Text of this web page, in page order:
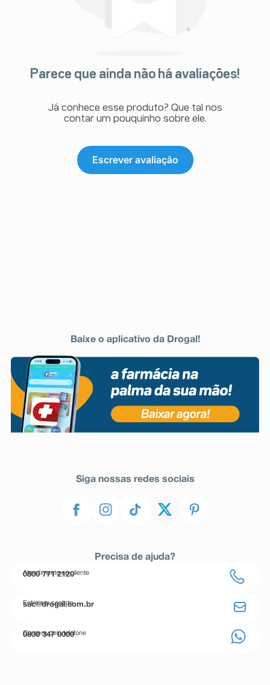
Parece que ainda não há avaliações!
Já conhece esse produto? Que tal nos
contar um pouquinho sobre ele.
Escrever avaliação
Baixe o aplicativo da Drogal!
Siga nossas redes sociais
Precisa de ajuda?
Atendimento ao cliente
0800 771 2120
Entre em contato
sac@drogal.com.br
Compre pelo telefone
0800 347 0000